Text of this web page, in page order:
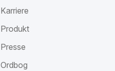
Karriere
Produkt
Presse
Ordbog